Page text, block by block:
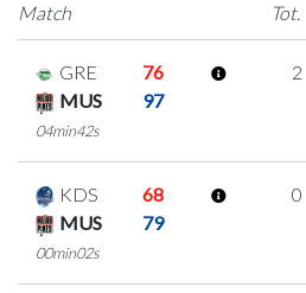
Match
Tot.
GRE
76
MUS
97
04min42s
2
KDS
68
MUS
79
00min02s
0